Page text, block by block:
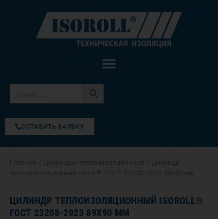
содержимому
ОСТАВИТЬ ЗАЯВКУ
Главная Цилиндры теплоизоляционные / Цилиндр
теплоизоляционный Isoroll® ГОСТ 23208-2023 89х90 мм
ЦИЛИНДР ТЕПЛОИЗОЛЯЦИОННЫЙ ISOROLL®
ГОСТ 23208-2023 89Х90 ММ